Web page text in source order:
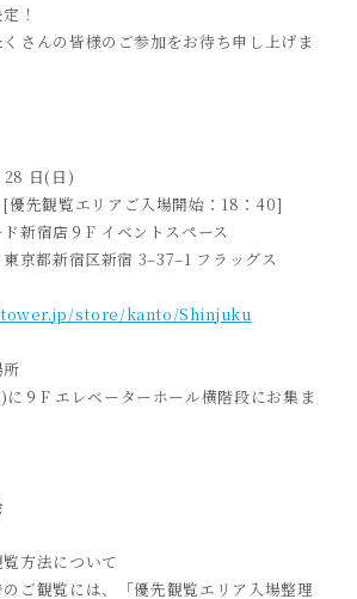
！
くさんの皆様のご参加をお待ち申し上げま
28 日( 日)
[優先観覧エリアご入場開始： 18 ： 40]
新宿店９ F イベントスペース
東京都新宿区新宿 3–37–1 フラッグス
store/kanto/Shinjuku
)に ９ F エレベーターホール横階段にお集ま
方法について
ご観覧には、「優先観覧エリア入場整理